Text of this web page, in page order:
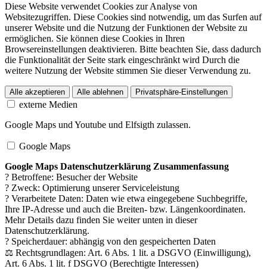
Diese Website verwendet Cookies zur Analyse von
Websitezugriffen. Diese Cookies sind notwendig, um das Surfen auf
unserer Website und die Nutzung der Funktionen der Website zu
ermöglichen. Sie können diese Cookies in Ihren
Browsereinstellungen deaktivieren. Bitte beachten Sie, dass dadurch
die Funktionalität der Seite stark eingeschränkt wird Durch die
weitere Nutzung der Website stimmen Sie dieser Verwendung zu.
Alle akzeptieren Alle ablehnen Privatsphäre-Einstellungen
externe Medien
Google Maps und Youtube und Elfsigth zulassen.
Google Maps
Google Maps Datenschutzerklärung Zusammenfassung
? Betroffene: Besucher der Website
? Zweck: Optimierung unserer Serviceleistung
? Verarbeitete Daten: Daten wie etwa eingegebene Suchbegriffe,
Ihre IP-Adresse und auch die Breiten- bzw. Längenkoordinaten.
Mehr Details dazu finden Sie weiter unten in dieser
Datenschutzerklärung.
? Speicherdauer: abhängig von den gespeicherten Daten
⚖️ Rechtsgrundlagen: Art. 6 Abs. 1 lit. a DSGVO (Einwilligung),
Art. 6 Abs. 1 lit. f DSGVO (Berechtigte Interessen)